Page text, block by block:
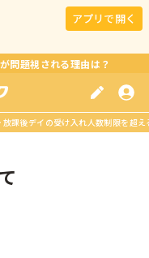
アプリで開く
問題視される理由は？
放課後デイの受け入れ人数制限を超